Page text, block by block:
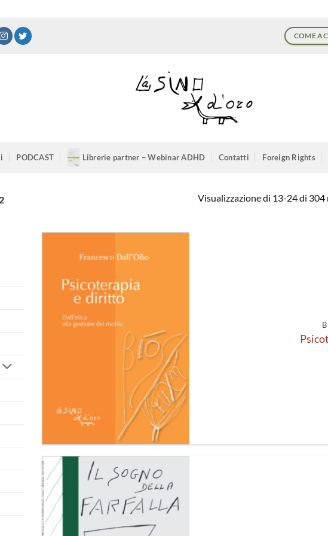
COME
PODCAST Librerie partner – Webinar ADHD Contatti Foreign Rights
Visualizzazione di 13-24 di
Aggiungi
alla lista
dei
desideri